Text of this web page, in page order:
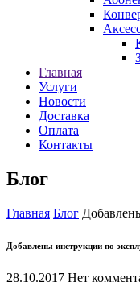
Главная
Услуги
Новости
Доставка
Оплата
Контакты
Блог
Главная Блог
Добавлены инструкции по
28.10.2017 Нет